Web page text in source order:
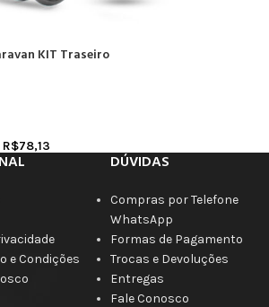
KIT Traseiro
R$78,13
e Condições
DÚVIDAS
Compras por Telefone
WhatsApp
Formas de Pagamento
Trocas e Devoluções
Entregas
Fale Conosco